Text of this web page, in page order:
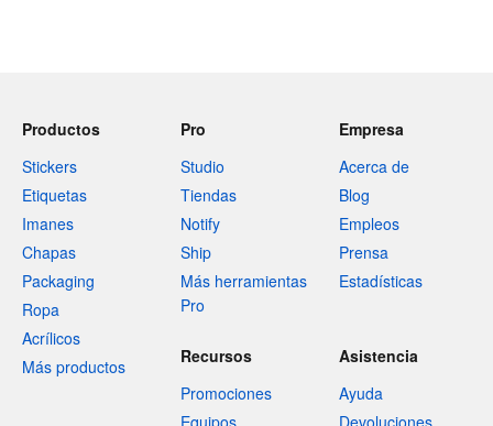
Productos
Stickers
Etiquetas
Imanes
Chapas
Packaging
Ropa
Acrílicos
Más productos
Pro
Studio
Tiendas
Notify
Ship
Más herramientas
Pro
Empresa
Acerca de
Blog
Empleos
Prensa
Estadísticas
Recursos
Promociones
Equipos
Asistencia
Ayuda
Devoluciones